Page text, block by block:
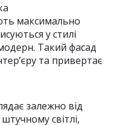
максимально
у стилі
Такий фасад
та привертає
залежно від
світлі,